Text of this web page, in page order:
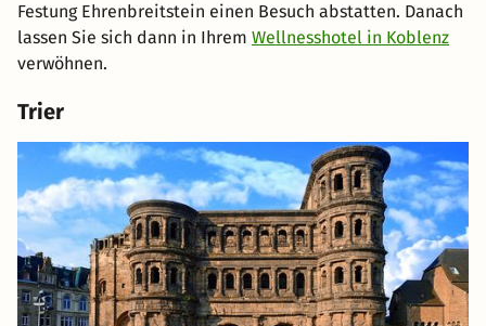
Festung Ehrenbreitstein einen Besuch abstatten. Danach
lassen Sie sich dann in Ihrem Wellnesshotel in Koblenz
verwöhnen.
Trier